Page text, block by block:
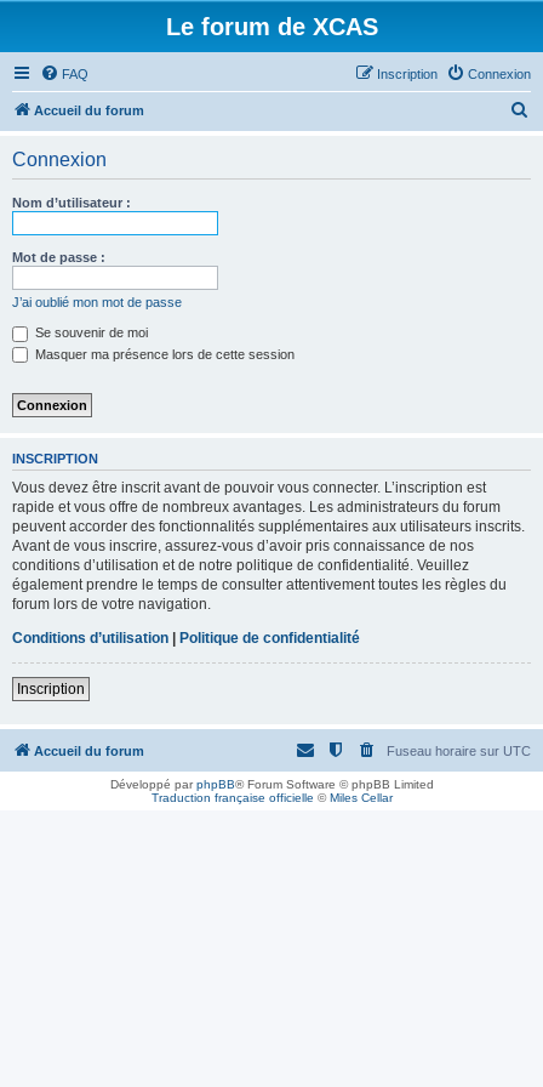
Le forum de XCAS
FAQ Connexion
Inscription
Accueil du forum
Connexion
Nom d’utilisateur :
Mot de passe :
J’ai oublié mon mot de passe
Se souvenir de moi
Masquer ma présence lors de cette session
INSCRIPTION
Vous devez être inscrit avant de pouvoir vous connecter. L’inscription est
rapide et vous offre de nombreux avantages. Les administrateurs du forum
peuvent accorder des fonctionnalités supplémentaires aux utilisateurs inscrits.
Avant de vous inscrire, assurez-vous d’avoir pris connaissance de nos
conditions d’utilisation et de notre politique de confidentialité. Veuillez
également prendre le temps de consulter attentivement toutes les règles du
forum lors de votre navigation.
Conditions d’utilisation | Politique de confidentialité
Inscription
Accueil du forum Fuseau horaire sur UTC
Développé parphpBB® Forum Software © phpBB Limited
Traduction française officielle ©Miles Cellar